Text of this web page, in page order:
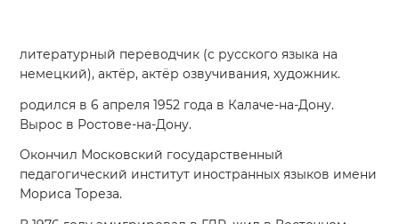
литературный переводчик (с русского языка на
немецкий), актёр, актёр озвучивания, художник.
родился в 6 апреля 1952 года в Калаче-на-Дону.
Вырос в Ростове-на-Дону.
Окончил Московский государственный
педагогический институт иностранных языков имени
Мориса Тореза.